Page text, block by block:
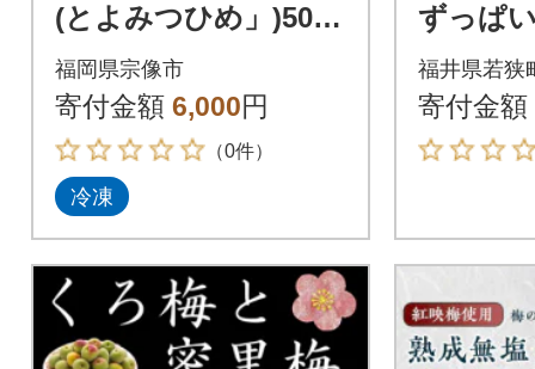
(とよみつひめ」)500g
【JAほたるの里】_H
A1657
福岡県宗像市
寄付金額 6,000円
（0件）
冷凍
ずっぱ
の「蜜
ト(紅映
福井県若狭
寄付金額